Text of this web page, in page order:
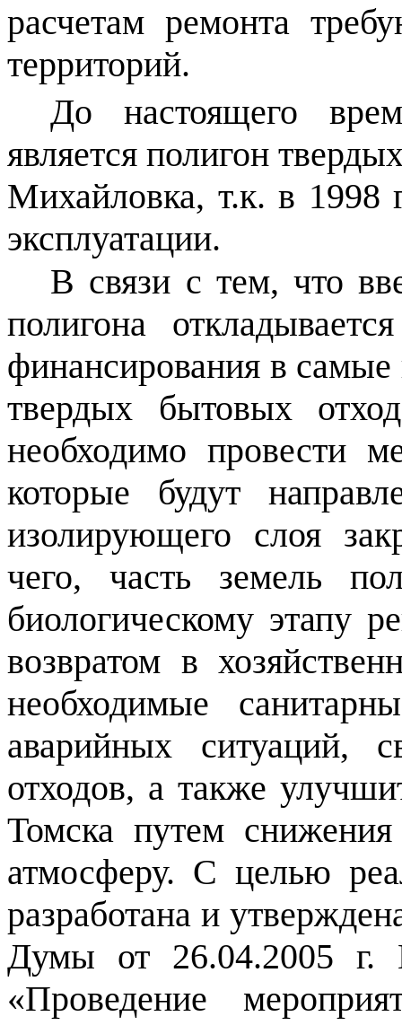
расчетам ремонта
территорий.
До настоящего
является полигон
Михайловка, т.к. в 1998
эксплуатации.
В связи с тем, что
полигона
финансирования в
твердых бытовых
необходимо провести
которые будут
изолирующего слоя
чего, часть земель
биологическому этапу
возвратом в
необходимые
аварийных ситуаций,
отходов, а также
Томска путем
атмосферу. С целью
разработана и
Думы от 26.04.2005
«Проведение